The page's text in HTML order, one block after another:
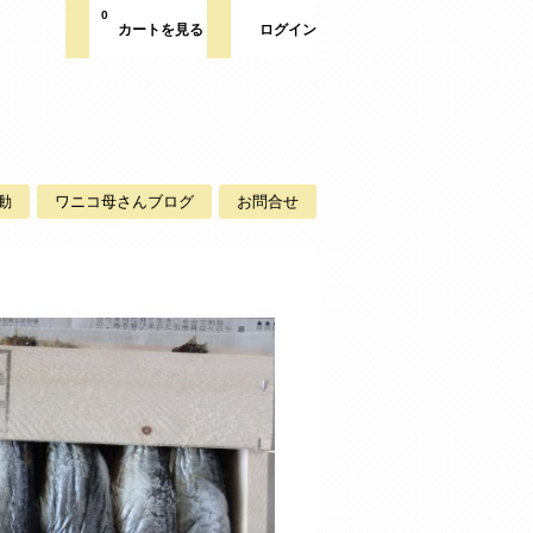
カートを見る
0
ログイン
ワニコ母さんブログ お問合せ